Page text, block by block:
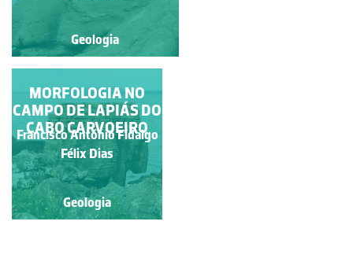
Geologia
Geologia
MORFOLOGIA NO
CAMPO DE LAPIÁS DO
CABO CARVOEIRO
Francisco António Fidalgo
Félix Dias
Geologia